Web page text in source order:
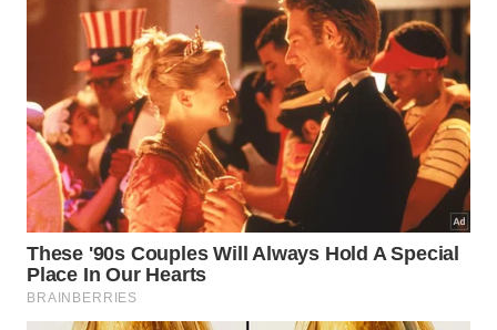
Convém evitar óleos com aroma muito intenso ou
que deixem resíduo pegajoso, principalmente nas